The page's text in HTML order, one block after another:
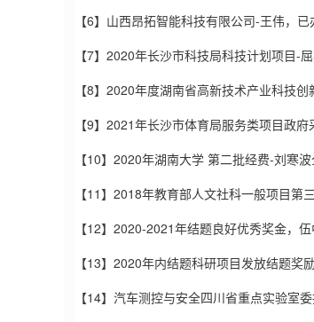
【6】山西昂拓智能科技有限公司-王伟，
【7】2020年长沙市科技局科技计划项目-
【8】2020年度湖南省高新技术产业科技
【9】2021年长沙市体育局服务类项目政
【10】2020年湖南大学 第二批经费-刘寒
【11】2018年教育部人文社科一般项目
【12】2020-2021年结题良好优秀奖金，
【13】2020年内结题科研项目发放结题
【14】汽车测控与安全四川省重点实验室